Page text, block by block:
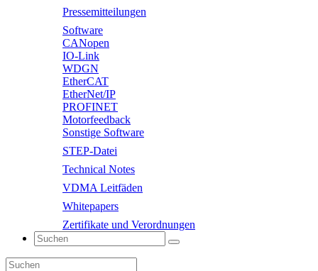
Pressemitteilungen
Software
CANopen
IO-Link
WDGN
EtherCAT
EtherNet/IP
PROFINET
Motorfeedback
Sonstige Software
STEP-Datei
Technical Notes
VDMA Leitfäden
Whitepapers
Zertifikate und Verordnungen